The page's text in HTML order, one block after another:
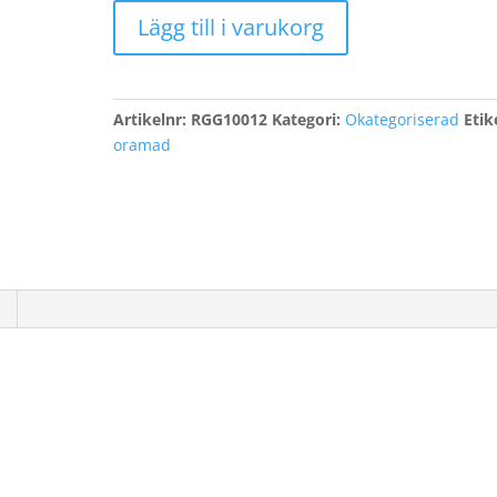
Kent
mängd
Lägg till i varukorg
Artikelnr: RGG10012 Kategori: Okategoriserad
oramad